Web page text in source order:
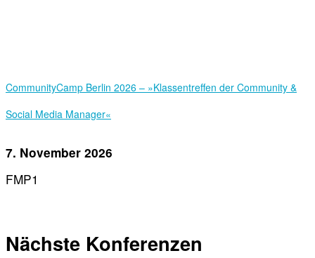
Community­Camp Berlin 2026 – »Klassentreffen der Community &
Social Media Manager«
7. November 2026
FMP1
Nächste Konferenzen